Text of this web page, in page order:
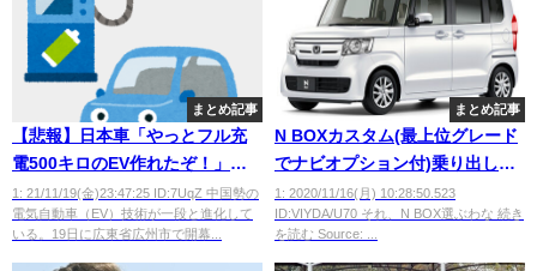
まとめ記事
【悲報】日本車「やっとフル充
電500キロのEV作れたぞ！」中
国「あっ、1000キロ超えまし
た」
1: 21/11/19(金)23:47:25 ID:7UqZ 中国勢の
電気自動車（EV）技術が一段と進化して
いる。19日に広東省広州市で開幕...
まとめ記事
N BOXカスタム(最上位グレード
でナビオプション付)乗り出し
205万円 カローラ(下位グレード)
乗り出し202万円
1: 2020/11/16(月) 10:28:50.523
ID:VIYDA/U70 それ、N BOX選ぶわな 続き
を読む Source: ...